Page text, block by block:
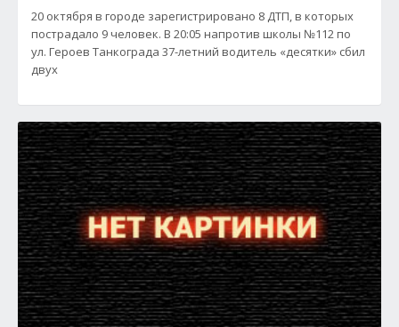
20 октября в городе зарегистрировано 8 ДТП, в которых
пострадало 9 человек. В 20:05 напротив школы №112 по
ул. Героев Танкограда 37-летний водитель «десятки» сбил
двух